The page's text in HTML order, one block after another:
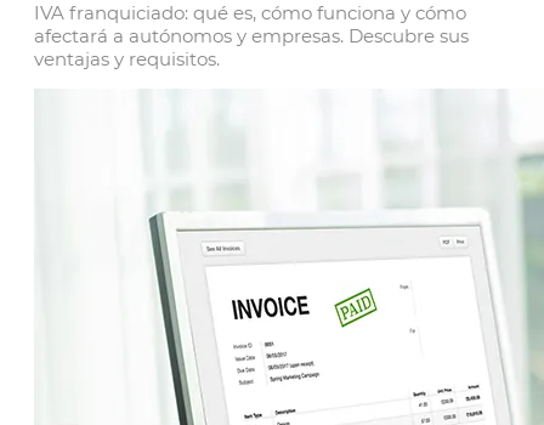
IVA franquiciado: qué es, cómo funciona y cómo
afectará a autónomos y empresas. Descubre sus
ventajas y requisitos.